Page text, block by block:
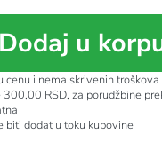
Dodaj u
cenu i nema skrivenih troškova
300,00 RSD, za porudžbine
biti dodat u toku kupovine